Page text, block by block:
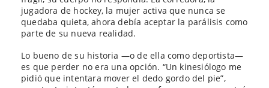
jugadora de hockey, la mujer activa que nunca se
quedaba quieta, ahora debía aceptar la parálisis como
parte de su nueva realidad.
Lo bueno de su historia —o de ella como deportista—
es que perder no era una opción. “Un kinesiólogo me
pidió que intentara mover el dedo gordo del pie”,